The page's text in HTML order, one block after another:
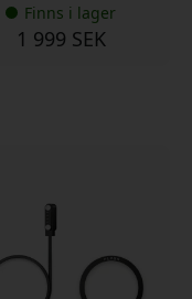
Finns i lager
1 999 SEK